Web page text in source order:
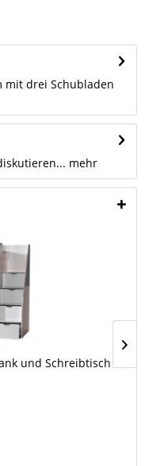
mit drei Schubladen
mehr
und Schreibtisch